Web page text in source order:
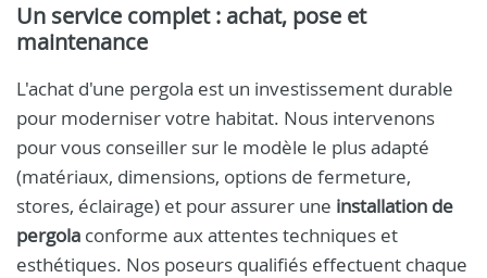
Un service complet : achat, pose et
maintenance
L'achat d'une pergola est un investissement durable
pour moderniser votre habitat. Nous intervenons
pour vous conseiller sur le modèle le plus adapté
(matériaux, dimensions, options de fermeture,
stores, éclairage) et pour assurer une installation de
pergola conforme aux attentes techniques et
esthétiques. Nos poseurs qualifiés effectuent chaque